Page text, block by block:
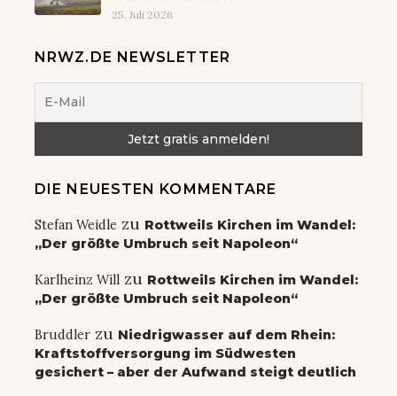
25. Juli 2026
NRWZ.DE NEWSLETTER
DIE NEUESTEN KOMMENTARE
Stefan Weidle zu Rottweils Kirchen im Wandel:
„Der größte Umbruch seit Napoleon“
Karlheinz Will zu Rottweils Kirchen im Wandel:
„Der größte Umbruch seit Napoleon“
Bruddler zu Niedrigwasser auf dem Rhein:
Kraftstoffversorgung im Südwesten
gesichert – aber der Aufwand steigt deutlich